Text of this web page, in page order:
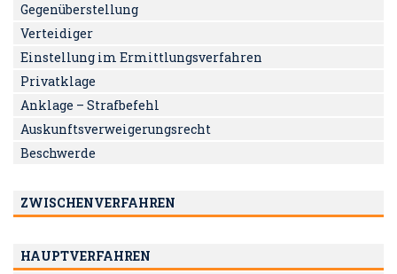
Gegenüberstellung
Verteidiger
Einstellung im Ermittlungsverfahren
Privatklage
Anklage – Strafbefehl
Auskunftsverweigerungsrecht
Beschwerde
ZWISCHENVERFAHREN
HAUPTVERFAHREN